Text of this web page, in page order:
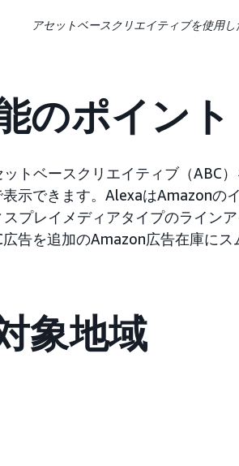
アセットベースクリエイティブを使用
のポイント
トベースクリエイティブ（ABC
示できます。AlexaはAmazonの
プレイメディアタイプのライン
告を追加のAmazon広告在庫にス
象地域